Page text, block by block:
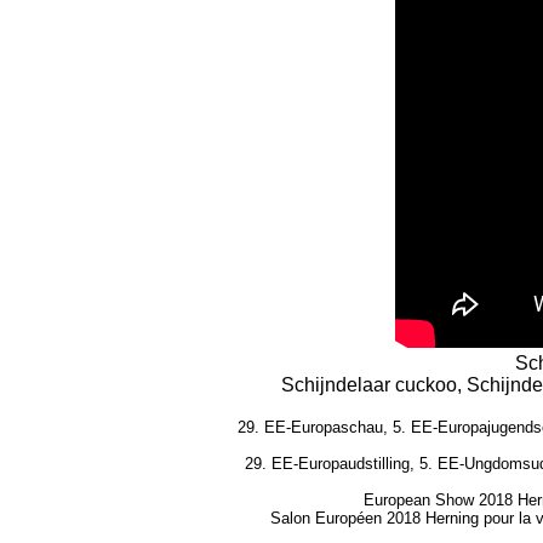
Schijndelaar cuckoo,
29. EE-Europaschau, 5. EE-
29. EE-Europaudstilling, 5. EE-
European Show 2018
Salon Européen 2018 Herning pour